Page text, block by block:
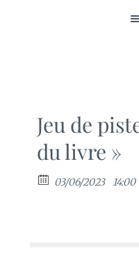
Jeu de
du livre »
03/06/2023 14:00